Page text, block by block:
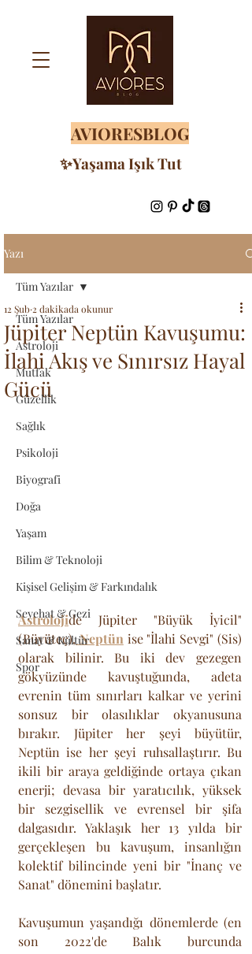
AVIORESBLOG
✨Yaşama Işık Tut
Yazı
Tüm Yazılar
Astroloji
Mutfak
Güzellik
Sağlık
Psikoloji
Biyografi
Doğa
Yaşam
Bilim & Teknoloji
Kişisel Gelişim & Farkındalık
Seyehat & Gezi
Sanat & Kültür
Spor
Tüm Yazılar
Jüpiter Neptün Kavuşumu:
İlahi Akış ve Sınırsız Hayal
Gücü
12 Şub 2 dakikada okunur
Astrolojide Jüpiter "Büyük İyicil"
(Büyüteç), Neptün ise "İlahi Sevgi" (Sis)
olarak bilinir. Bu iki dev gezegen
gökyüzünde kavuştuğunda, adeta
evrenin tüm sınırları kalkar ve yerini
sonsuz bir olasılıklar okyanusuna
bırakır. Jüpiter her şeyi büyütür,
Neptün ise her şeyi ruhsallaştırır. Bu
ikili bir araya geldiğinde ortaya çıkan
enerji; devasa bir yaratıcılık, yüksek
bir sezgisellik ve evrensel bir şifa
dalgasıdır. Yaklaşık her 13 yılda bir
gerçekleşen bu kavuşum, insanlığın
kolektif bilincinde yeni bir "İnanç ve
Sanat" dönemini başlatır.
Kavuşumun yaşandığı dönemlerde (en
son 2022'de Balık burcunda